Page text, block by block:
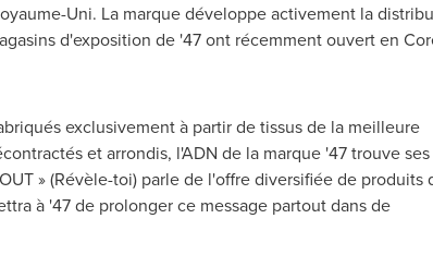
Uni. La marque développe activement la
d'exposition de '47 ont récemment ouvert en
exclusivement à partir de tissus de la meilleure
et arrondis, l'ADN de la marque '47 trouve ses
» (Révèle-toi) parle de l'offre diversifiée de produits
à '47 de prolonger ce message partout dans de